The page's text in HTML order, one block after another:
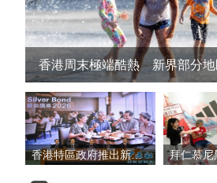
香港周末極端酷熱 新界部分地
香港特區政府推出新一批銀色債券 每手1萬元保底息4.25厘